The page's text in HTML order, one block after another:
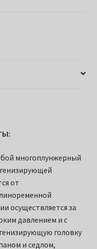
многоплунжерный
от
осуществляется за
давлением и с
головку
и седлом,